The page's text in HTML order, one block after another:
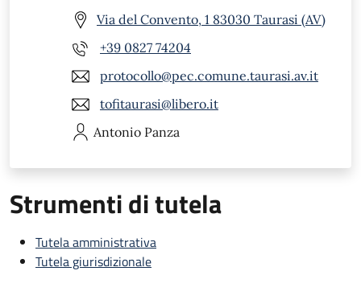
Via del Convento, 1 83030 Taurasi (AV)
+39 0827 74204
protocollo@pec.comune.taurasi.av.it
tofitaurasi@libero.it
Antonio Panza
Strumenti di tutela
Tutela amministrativa
Tutela giurisdizionale